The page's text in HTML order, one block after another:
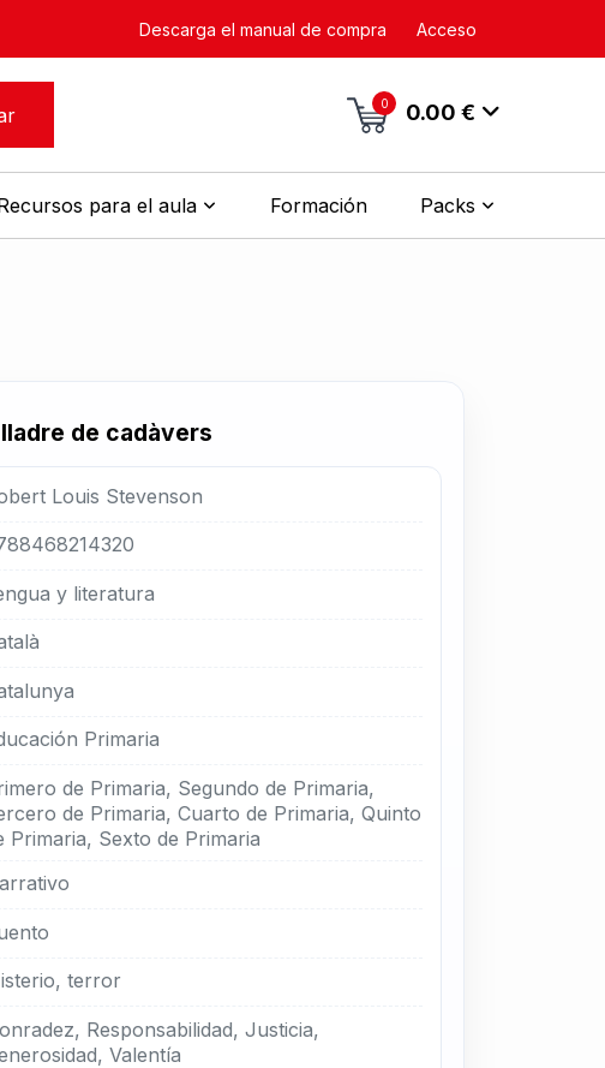
Descarga el manual de compra Acceso
0 0.00 €
para el aula Formación Packs
de cadàvers
Louis Stevenson
y literatura
Primaria
de Primaria, Segundo de Primaria,
de Primaria, Cuarto de Primaria, Quinto
Primaria, Sexto de Primaria
terror
Responsabilidad, Justicia,
Valentía